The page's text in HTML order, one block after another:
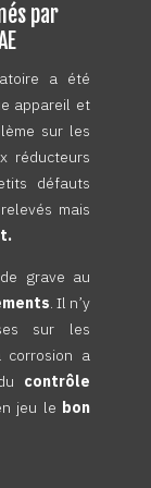
par
a été
appareil et
sur les
réducteurs
défauts
mais
grave au
. Il n’y
sur les
corrosion a
contrôle
jeu le bon